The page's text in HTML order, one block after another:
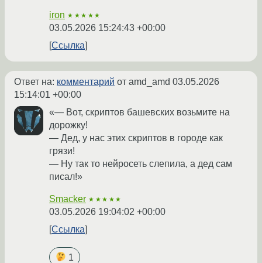
iron ★★★★★
03.05.2026 15:24:43 +00:00
Ссылка
Ответ на: комментарий от amd_amd 03.05.2026
15:14:01 +00:00
«— Вот, скриптов башевских возьмите на
дорожку!
— Дед, у нас этих скриптов в городе как
грязи!
— Ну так то нейросеть слепила, а дед сам
писал!»
Smacker ★★★★★
03.05.2026 19:04:02 +00:00
Ссылка
1